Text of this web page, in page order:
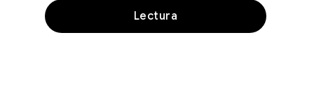
Lectura